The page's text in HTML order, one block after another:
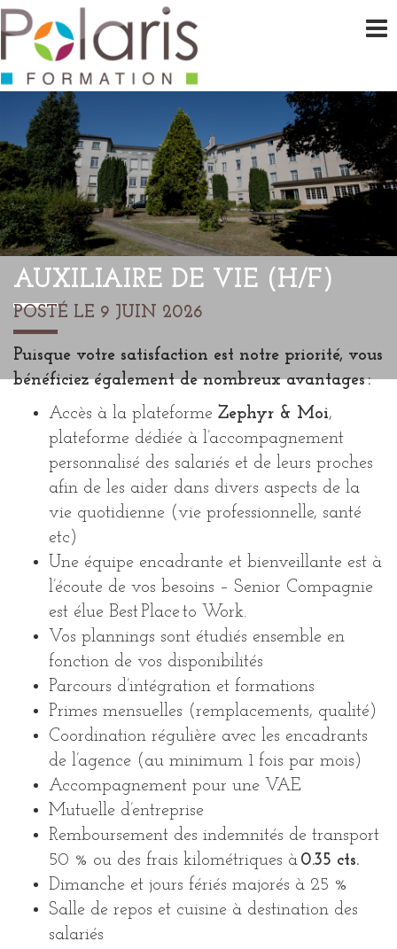
AUXILIAIRE DE VIE (H/F)
POSTÉ LE 9 JUIN 2026
Puisque votre satisfaction est notre priorité, vous
bénéficiez également de nombreux avantages:
Accès à la plateforme Zephyr & Moi,
plateforme dédiée à l’accompagnement
personnalisé des salariés et de leurs proches
afin de les aider dans divers aspects de la
vie quotidienne (vie professionnelle, santé
etc)
Une équipe encadrante et bienveillante est à
l’écoute de vos besoins – Senior Compagnie
est élue Best Place to Work.
Vos plannings sont étudiés ensemble en
fonction de vos disponibilités
Parcours d’intégration et formations
Primes mensuelles (remplacements, qualité)
Coordination régulière avec les encadrants
de l’agence (au minimum 1 fois par mois)
Accompagnement pour une VAE
Mutuelle d’entreprise
Remboursement des indemnités de transport
50 % ou des frais kilométriques à 0.35 cts.
Dimanche et jours fériés majorés à 25 %
Salle de repos et cuisine à destination des
salariés